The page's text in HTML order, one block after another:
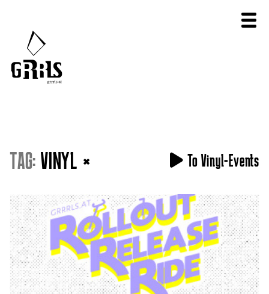
TAG: VINYL × To Vinyl-Events